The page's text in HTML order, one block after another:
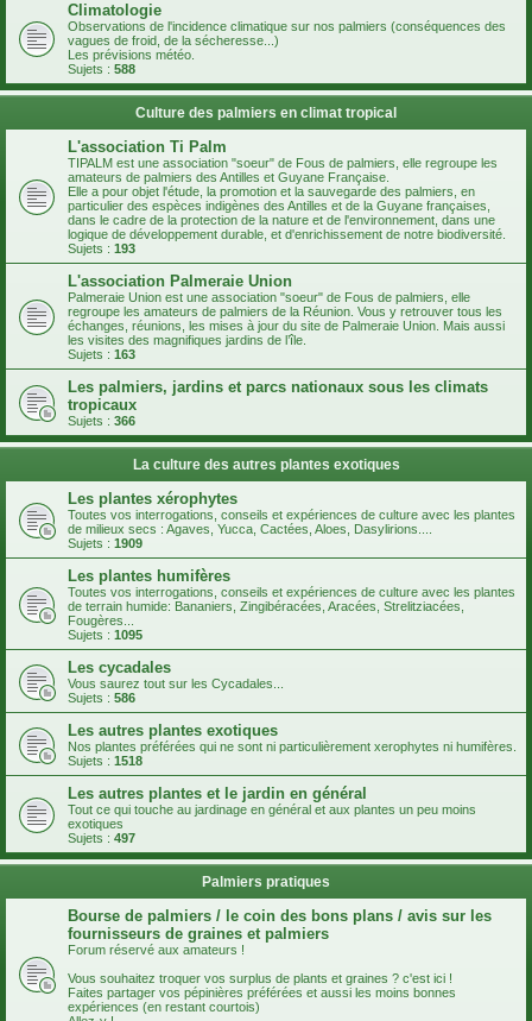
Climatologie
Observations de l'incidence climatique sur nos palmiers (conséquences des
vagues de froid, de la sécheresse...)
Les prévisions météo.
Sujets : 588
Culture des palmiers en climat tropical
L'association Ti Palm
TIPALM est une association "soeur" de Fous de palmiers, elle regroupe les
amateurs de palmiers des Antilles et Guyane Française.
Elle a pour objet l'étude, la promotion et la sauvegarde des palmiers, en
particulier des espèces indigènes des Antilles et de la Guyane françaises,
dans le cadre de la protection de la nature et de l'environnement, dans une
logique de développement durable, et d'enrichissement de notre biodiversité.
Sujets : 193
L'association Palmeraie Union
Palmeraie Union est une association "soeur" de Fous de palmiers, elle
regroupe les amateurs de palmiers de la Réunion. Vous y retrouver tous les
échanges, réunions, les mises à jour du site de Palmeraie Union. Mais aussi
les visites des magnifiques jardins de l’île.
Sujets : 163
Les palmiers, jardins et parcs nationaux sous les climats
tropicaux
Sujets : 366
La culture des autres plantes exotiques
Les plantes xérophytes
Toutes vos interrogations, conseils et expériences de culture avec les plantes
de milieux secs : Agaves, Yucca, Cactées, Aloes, Dasylirions....
Sujets : 1909
Les plantes humifères
Toutes vos interrogations, conseils et expériences de culture avec les plantes
de terrain humide: Bananiers, Zingibéracées, Aracées, Strelitziacées,
Fougères...
Sujets : 1095
Les cycadales
Vous saurez tout sur les Cycadales...
Sujets : 586
Les autres plantes exotiques
Nos plantes préférées qui ne sont ni particulièrement xerophytes ni humifères.
Sujets : 1518
Les autres plantes et le jardin en général
Tout ce qui touche au jardinage en général et aux plantes un peu moins
exotiques
Sujets : 497
Palmiers pratiques
Bourse de palmiers / le coin des bons plans / avis sur les
fournisseurs de graines et palmiers
Forum réservé aux amateurs !
Vous souhaitez troquer vos surplus de plants et graines ? c'est ici !
Faites partager vos pépinières préférées et aussi les moins bonnes
expériences (en restant courtois)